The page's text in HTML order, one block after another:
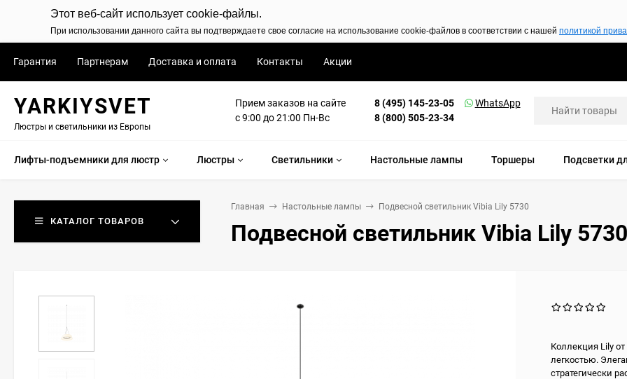
Этот веб-сайт использует cookie-файлы.
При использовании данного сайта вы подтверждаете свое согласие на использование cookie-файлов в соответствии с нашей политикой
Гарантия Партнерам Доставка и оплата Контакты Акции
YARKIYSVET
Люстры и светильники из Европы
Прием заказов на сайте
с 9:00 до 21:00 Пн-Вс
8 (495) 145-23-05
8 (800) 505-23-34
WhatsApp
Лифты-подъемники для люстр Люстры Светильники Настольные лампы Торшеры Подсветки
КАТАЛОГ ТОВАРОВ
Главная Настольные лампы Подвесной светильник Vibia Lily 5730
Подвесной светильник Vibia Lily 5730
Коллекция Lily
легкостью.
стратегически